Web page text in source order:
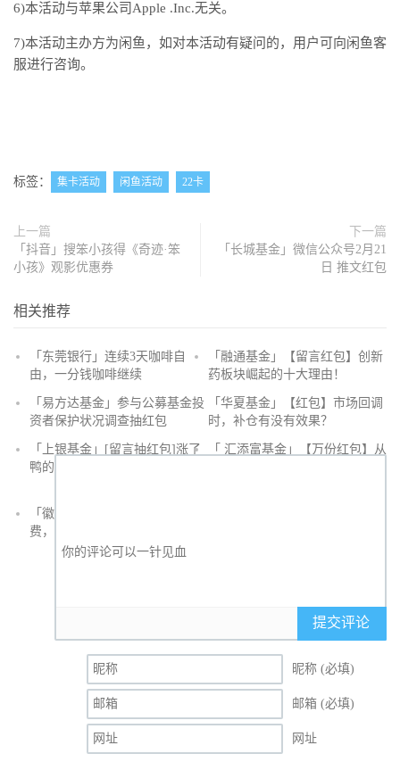
6)本活动与苹果公司Apple .Inc.无关。
7)本活动主办方为闲鱼，如对本活动有疑问的，用户可向闲鱼客
服进行咨询。
标签： 集卡活动 闲鱼活动 22卡
上一篇
「抖音」搜笨小孩得《奇迹·笨
小孩》观影优惠券
下一篇
「长城基金」微信公众号2月21
日 推文红包
相关推荐
「东莞银行」连续3天咖啡自
由，一分钱咖啡继续
「融通基金」【留言红包】创新
药板块崛起的十大理由！
「易方达基金」参与公募基金投
资者保护状况调查抽红包
「华夏基金」【红包】市场回调
时，补仓有没有效果？
「上银基金」[留言抽红包]​涨了
鸭的投资旅途
「 汇添富基金」【万份红包】从
「徽商银行」手机银行充值话
费，至高立减30元
提交评论
昵称 (必填)
邮箱 (必填)
网址